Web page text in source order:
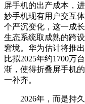
屏手机的出产成本，
妙手机现有用户交互
个严沉变化，这一成
生态系统取成熟的跨
窘境。华为估计将推
比拟2025年约1700万
渐，使得折叠屏手机
一补齐。
2026年，而是持久